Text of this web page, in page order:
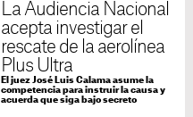
La Audiencia Nacional
acepta investigar el
rescate de la aerolínea
Plus Ultra
El juez José Luis Calama asume la
competencia para instruir la causa y
acuerda que siga bajo secreto